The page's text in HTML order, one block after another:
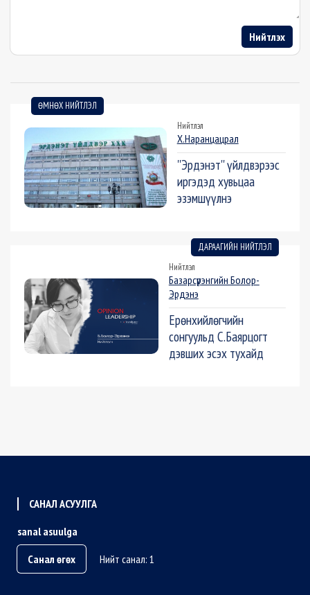
Нийтлэх
ӨМНӨХ НИЙТЛЭЛ
Нийтлэл
Х.Наранцацрал
''Эрдэнэт'' үйлдвэрээс
иргэдэд хувьцаа
эзэмшүүлнэ
ДАРААГИЙН НИЙТЛЭЛ
Нийтлэл
Базарсүрэнгийн Болор-
Эрдэнэ
Ерөнхийлөгчийн
сонгуульд С.Баярцогт
дэвших эсэх тухайд
САНАЛ АСУУЛГА
sanal asuulga
Санал өгөх
Нийт санал: 1